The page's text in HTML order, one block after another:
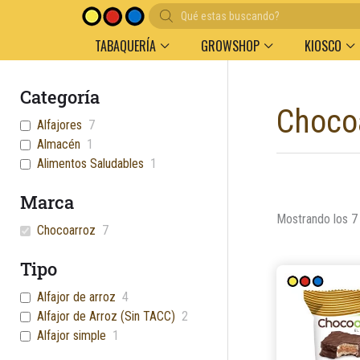
Búsqueda
de
productos
TABAQUERÍA GROWSHOP KIOSCO
Categoría
Alfajores 7
Almacén 1
Alimentos Saludables 1
Marca
Chocoarroz 7
Tipo
Alfajor de arroz 4
Alfajor de Arroz (Sin TACC) 2
Alfajor simple 1
Mostrando los